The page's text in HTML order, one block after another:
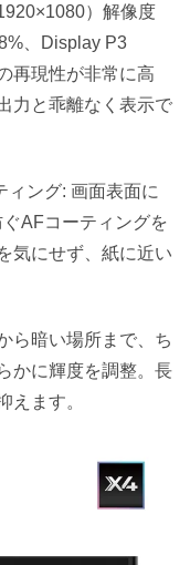
）解像度
、Display P3
再現性が非常に高
力と乖離なく表示で
ィング: 画面表面に
AFコーティングを
気にせず、紙に近い
ら暗い場所まで、ち
かに輝度を調整。長
えます。